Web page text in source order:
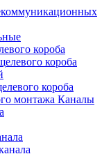
короба
короба
короба
Каналы